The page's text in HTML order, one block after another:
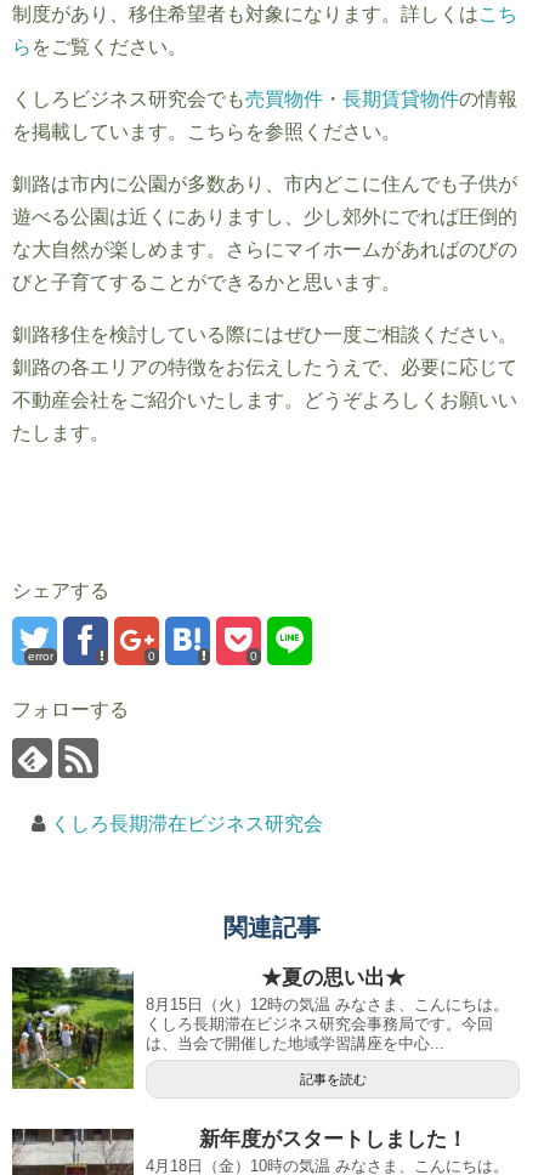
制度があり、移住希望者も対象になります。詳しくはこち
ら をご覧ください。
くしろビジネス研究会でも売買物件 ・ 長期賃貸物件の情報
を掲載しています。こちらを参照ください。
釧路は市内に公園が多数あり、市内どこに住んでも子供が
遊べる公園は近くにありますし、少し郊外にでれば圧倒的
な大自然が楽しめます。さらにマイホームがあればのびの
びと子育てすることができるかと思います。
釧路移住を検討している際にはぜひ一度ご相談ください。
釧路の各エリアの特徴をお伝えしたうえで、必要に応じて
不動産会社をご紹介いたします。どうぞよろしくお願いい
たします。
シェアする
error 0 0
フォローする
くしろ長期滞在ビジネス研究会
関連記事
★夏の思い出★
8月15日（火）12時の気温 みなさま、こんにちは。
くしろ長期滞在ビジネス研究会事務局です。今回
は、当会で開催した地域学習講座を中心...
記事を読む
新年度がスタートしました！
4月18日（金）10時の気温 みなさま、こんにちは。